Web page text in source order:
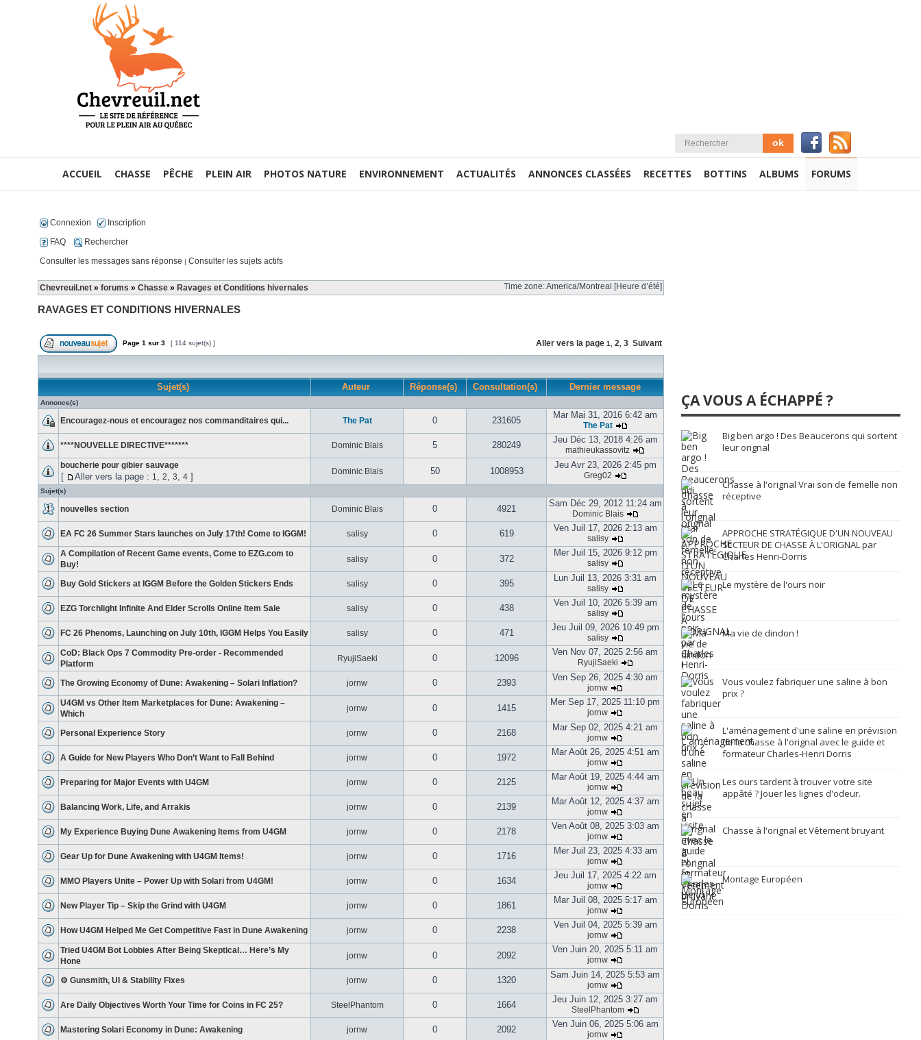
ACCUEIL CHASSE PÊCHE PLEIN AIR PHOTOS NATURE ENVIRONNEMENT ACTUALITÉS ANNONCES CLASSÉES RECETTES BOTTINS ALBUMS FORUMS
Connexion
Inscription
FAQ
Rechercher
Consulter les messages sans réponse | Consulter les sujets actifs
Chevreuil.net » forums » Chasse » Ravages et Conditions hivernales Time zone: America/Montreal [Heure d’été]
RAVAGES ET CONDITIONS HIVERNALES
Page 1 sur 3 [ 114 sujet(s) ] Aller vers la page 1 2 3 Suivant
Sujet(s) Auteur Réponse(s) Consultation(s) Dernier message
Annonce(s)
Encouragez-nous et encouragez nos commanditaires qui... The Pat 0 231605
Mar Mai 31, 2016 6:42 am
The Pat
****NOUVELLE DIRECTIVE******* Dominic Blais 5 280249
Jeu Déc 13, 2018 4:26 am
mathieukassovitz
boucherie pour gibier sauvage
[ Aller vers la page : 1, 2, 3, 4 ] Dominic Blais 50 1008953
Jeu Avr 23, 2026 2:45 pm
Greg02
Sujet(s)
nouvelles section Dominic Blais 0 4921
Sam Déc 29, 2012 11:24 am
Dominic Blais
EA FC 26 Summer Stars launches on July 17th! Come to IGGM! salisy 0 619
Ven Juil 17, 2026 2:13 am
salisy
A Compilation of Recent Game events, Come to EZG.com to
Buy!
salisy 0 372
Mer Juil 15, 2026 9:12 pm
salisy
Buy Gold Stickers at IGGM Before the Golden Stickers Ends salisy 0 395
Lun Juil 13, 2026 3:31 am
salisy
EZG Torchlight Infinite And Elder Scrolls Online Item Sale salisy 0 438
Ven Juil 10, 2026 5:39 am
salisy
FC 26 Phenoms, Launching on July 10th, IGGM Helps You Easily salisy 0 471
Jeu Juil 09, 2026 10:49 pm
salisy
CoD: Black Ops 7 Commodity Pre-order - Recommended
Platform
RyujiSaeki 0 12096
Ven Nov 07, 2025 2:56 am
RyujiSaeki
The Growing Economy of Dune: Awakening – Solari Inflation? jornw 0 2393
Ven Sep 26, 2025 4:30 am
jornw
U4GM vs Other Item Marketplaces for Dune: Awakening –
Which
jornw 0 1415
Mer Sep 17, 2025 11:10 pm
jornw
Personal Experience Story jornw 0 2168
Mar Sep 02, 2025 4:21 am
jornw
A Guide for New Players Who Don’t Want to Fall Behind jornw 0 1972
Mar Août 26, 2025 4:51 am
jornw
Preparing for Major Events with U4GM jornw 0 2125
Mar Août 19, 2025 4:44 am
jornw
Balancing Work, Life, and Arrakis jornw 0 2139
Mar Août 12, 2025 4:37 am
jornw
My Experience Buying Dune Awakening Items from U4GM jornw 0 2178
Ven Août 08, 2025 3:03 am
jornw
Gear Up for Dune Awakening with U4GM Items! jornw 0 1716
Mer Juil 23, 2025 4:33 am
jornw
MMO Players Unite – Power Up with Solari from U4GM! jornw 0 1634
Jeu Juil 17, 2025 4:22 am
jornw
New Player Tip – Skip the Grind with U4GM jornw 0 1861
Mar Juil 08, 2025 5:17 am
jornw
How U4GM Helped Me Get Competitive Fast in Dune Awakening jornw 0 2238
Ven Juil 04, 2025 5:39 am
jornw
Tried U4GM Bot Lobbies After Being Skeptical… Here’s My
Hone
jornw 0 2092
Ven Juin 20, 2025 5:11 am
jornw
⚙️ Gunsmith, UI & Stability Fixes jornw 0 1320
Sam Juin 14, 2025 5:53 am
jornw
Are Daily Objectives Worth Your Time for Coins in FC 25? SteelPhantom 0 1664
Jeu Juin 12, 2025 3:27 am
SteelPhantom
Mastering Solari Economy in Dune: Awakening jornw 0 2092
Ven Juin 06, 2025 5:06 am
jornw
ÇA VOUS A ÉCHAPPÉ ?
Big ben argo ! Des Beaucerons qui sortent
leur orignal
Chasse à l'orignal Vrai son de femelle non
réceptive
APPROCHE STRATÉGIQUE D'UN NOUVEAU
SECTEUR DE CHASSE À L'ORIGNAL par
Charles Henri-Dorris
Le mystère de l'ours noir
Ma vie de dindon !
Vous voulez fabriquer une saline à bon
prix ?
L'aménagement d'une saline en prévision
de la chasse à l'orignal avec le guide et
formateur Charles-Henri Dorris
Les ours tardent à trouver votre site
appâté ? Jouer les lignes d'odeur.
Chasse à l'orignal et Vêtement bruyant
Montage Européen